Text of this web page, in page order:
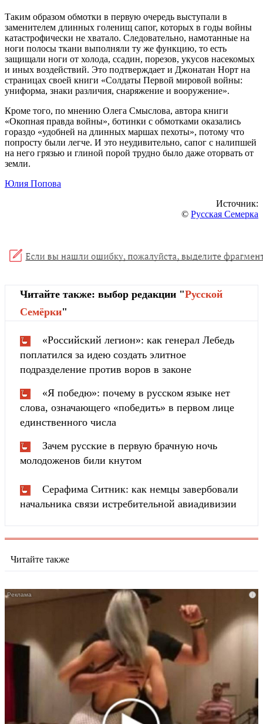
Таким образом обмотки в первую очередь выступали в
заменителем длинных голенищ сапог, которых в годы войны
катастрофически не хватало. Следовательно, намотанные на
ноги полосы ткани выполняли ту же функцию, то есть
защищали ноги от холода, ссадин, порезов, укусов насекомых
и иных воздействий. Это подтверждает и Джонатан Норт на
страницах своей книги «Солдаты Первой мировой войны:
униформа, знаки различия, снаряжение и вооружение».
Кроме того, по мнению Олега Смыслова, автора книги
«Окопная правда войны», ботинки с обмотками оказались
гораздо «удобней на длинных маршах пехоты», потому что
попросту были легче. И это неудивительно, сапог с налипшей
на него грязью и глиной порой трудно было даже оторвать от
земли.
Юлия Попова
Источник:
© Русская Семерка
Читайте также: выбор редакции "Русской
Cемёрки"
«Российский легион»: как генерал Лебедь
поплатился за идею создать элитное
подразделение против воров в законе
«Я победю»: почему в русском языке нет
слова, означающего «победить» в первом лице
единственного числа
Зачем русские в первую брачную ночь
молодоженов били кнутом
Серафима Ситник: как немцы завербовали
начальника связи истребительной авиадивизии
Читайте также
i